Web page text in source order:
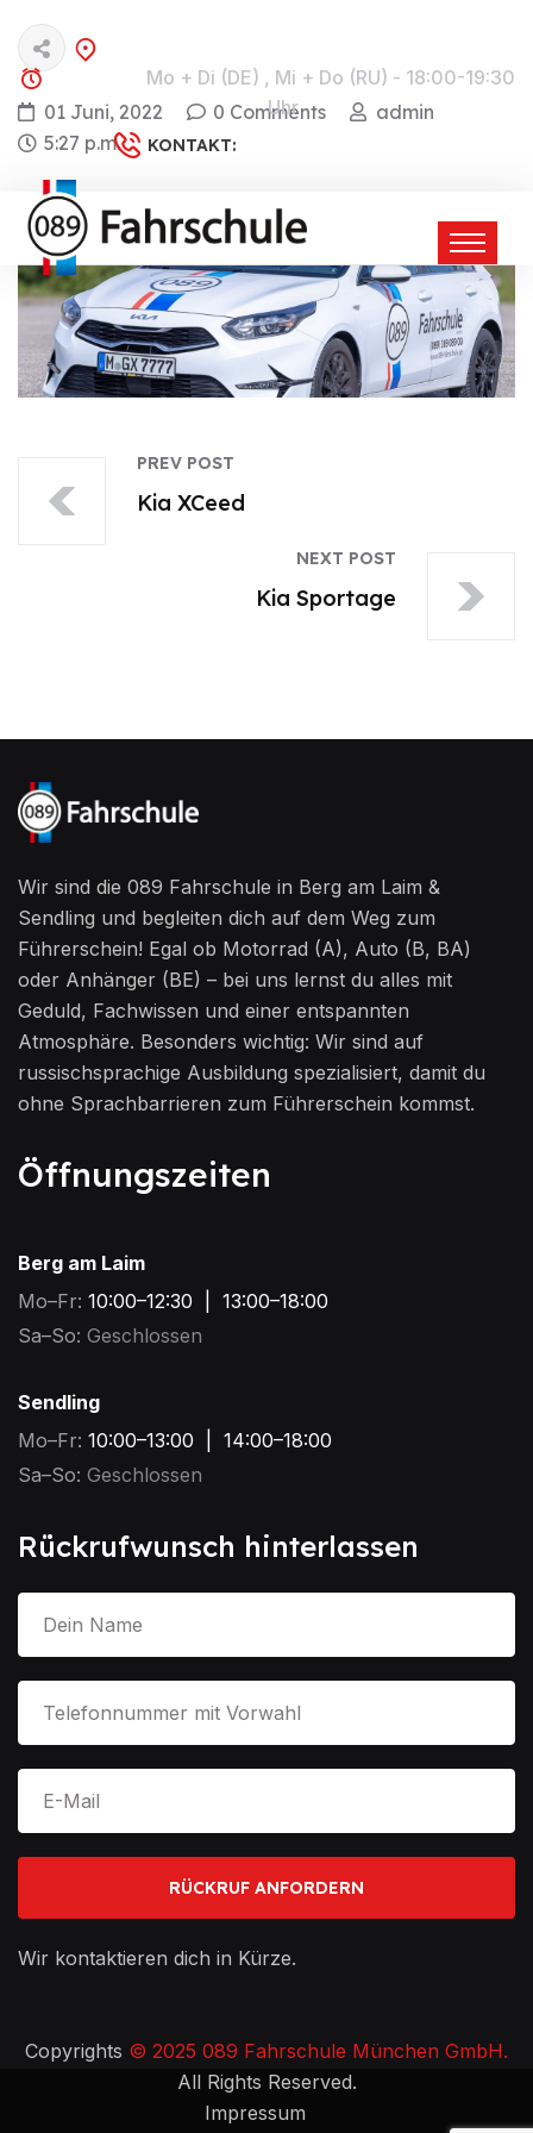
Mo + Di (DE) , Mi + Do (RU) - 18:00-19:30
Uhr
KONTAKT:
01 Juni, 2022 0 Comments
admin
5:27 p.m.
PREV POST
Kia XCeed
NEXT POST
Kia Sportage
Wir sind die 089 Fahrschule in Berg am Laim &
Sendling und begleiten dich auf dem Weg zum
Führerschein! Egal ob Motorrad (A), Auto (B, BA)
oder Anhänger (BE) – bei uns lernst du alles mit
Geduld, Fachwissen und einer entspannten
Atmosphäre. Besonders wichtig: Wir sind auf
russischsprachige Ausbildung spezialisiert, damit du
ohne Sprachbarrieren zum Führerschein kommst.
Öffnungszeiten
Berg am Laim
Mo–Fr: 10:00–12:30 | 13:00–18:00
Sa–So: Geschlossen
Sendling
Mo–Fr: 10:00–13:00 | 14:00–18:00
Sa–So: Geschlossen
Rückrufwunsch hinterlassen
Wir kontaktieren dich in Kürze.
Copyrights © 2025 089 Fahrschule München GmbH.
All Rights Reserved.
Impressum